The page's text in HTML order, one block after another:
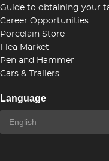
Guide to obtaining your
Career Opportunities
Porcelain Store
Flea Market
Pen and Hammer
Cars & Trailers
Language